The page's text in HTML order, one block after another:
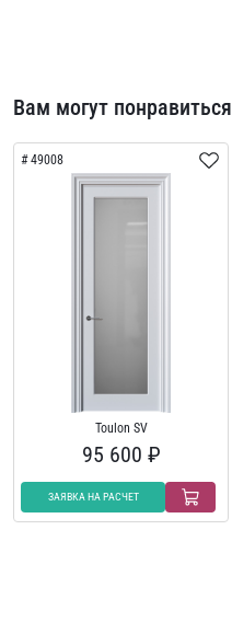
Вам могут понравиться
49008
Toulon SV
95 600 ₽
ЗАЯВКА НА РАСЧЕТ